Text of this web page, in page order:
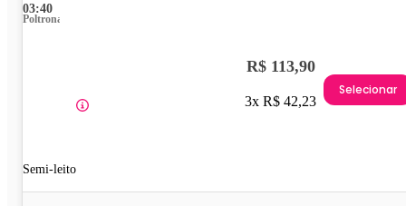
03:40
Poltrona
Semi-leito
R$ 113,90
3x R$ 42,23
Selecionar